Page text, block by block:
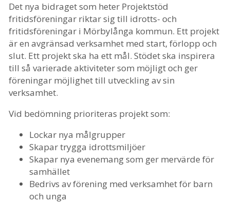
Det nya bidraget som heter Projektstöd
fritidsföreningar riktar sig till idrotts- och
fritidsföreningar i Mörbylånga kommun. Ett projekt
är en avgränsad verksamhet med start, förlopp och
slut. Ett projekt ska ha ett mål. Stödet ska inspirera
till så varierade aktiviteter som möjligt och ger
föreningar möjlighet till utveckling av sin
verksamhet.
Vid bedömning prioriteras projekt som:
Lockar nya målgrupper
Skapar trygga idrottsmiljöer
Skapar nya evenemang som ger mervärde för
samhället
Bedrivs av förening med verksamhet för barn
och unga